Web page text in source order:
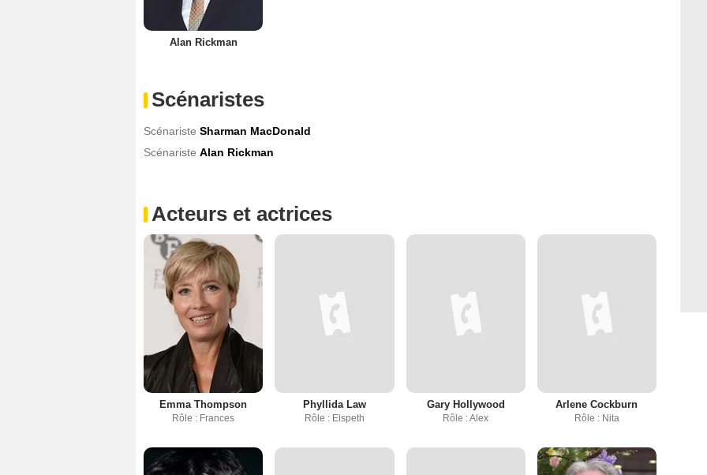
Alan Rickman
Scénaristes
Scénariste Sharman MacDonald
Scénariste Alan Rickman
Acteurs et actrices
Emma Thompson
Rôle : Frances
Phyllida Law
Rôle : Elspeth
Gary Hollywood
Rôle : Alex
Arlene Cockburn
Rôle : Nita